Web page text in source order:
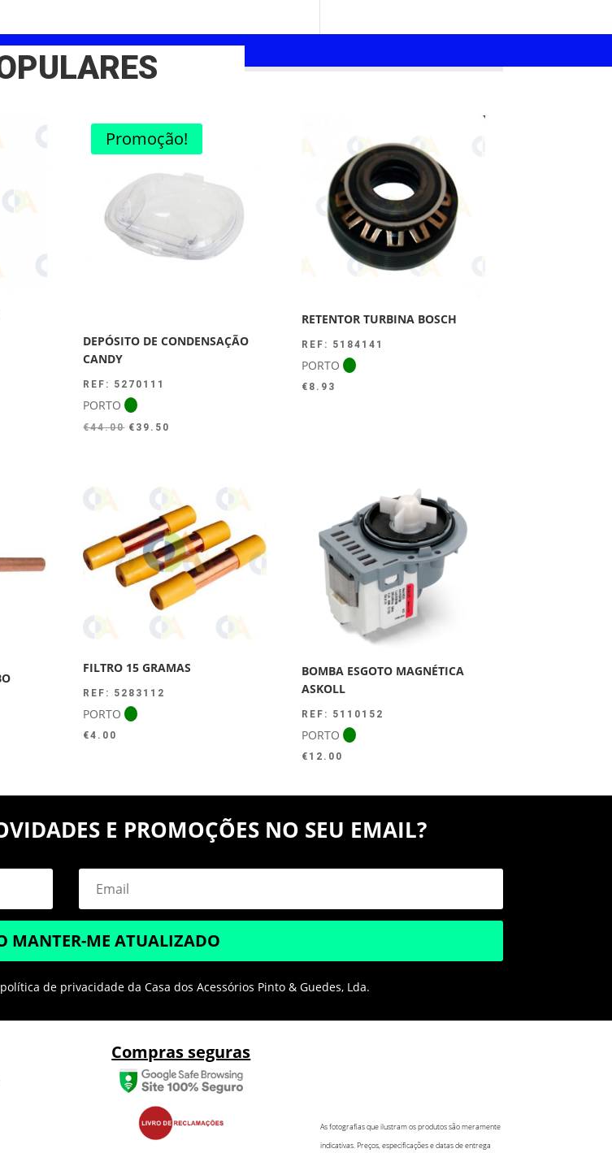
Promoção!
DEPÓSITO DE CONDENSAÇÃO
CANDY
REF: 5270111
PORTO
€44.00 O
€44.00.
€ 39.50
é:
€39.50.
RETENTOR TURBINA BOSCH
REF: 5184141
PORTO
€ 8.93
FILTRO 15 GRAMAS
REF: 5283112
PORTO
€4.00
BOMBA ESGOTO MAGNÉTICA
ASKOLL
REF: 5110152
PORTO
€ 12.00
E PROMOÇÕES NO SEU EMAIL?
MANTER-ME ATUALIZADO
de privacidade da Casa dos Acessórios Pinto & Guedes, Lda.
Compras seguras
As fotografias que ilustram os produtos são meramente
indicativas. Preços, especificações e datas de entrega